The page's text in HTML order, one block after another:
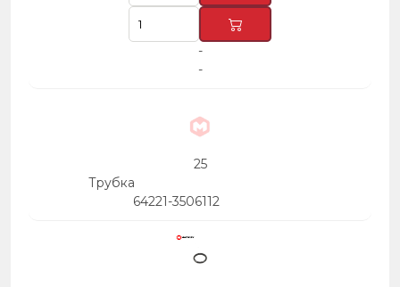
-
-
25
Трубка
64221-3506112